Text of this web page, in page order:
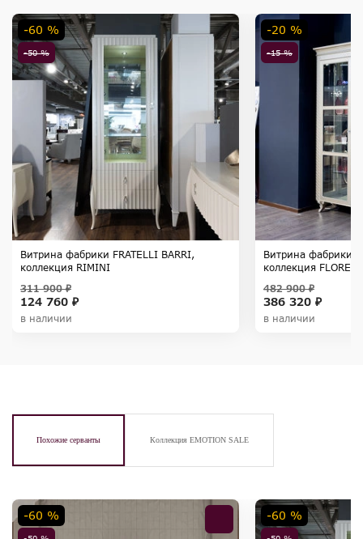
-50 %
-60 %
Витрина фабрики FRATELLI BARRI,
коллекция RIMINI
124 760 ₽
311 900 ₽
в наличии
-15 %
-20 %
Витрина фабрики
коллекция
386 320 ₽
482 900 ₽
в наличии
Похожие серванты Коллекция EMOTION SALE
-60 % -60 %